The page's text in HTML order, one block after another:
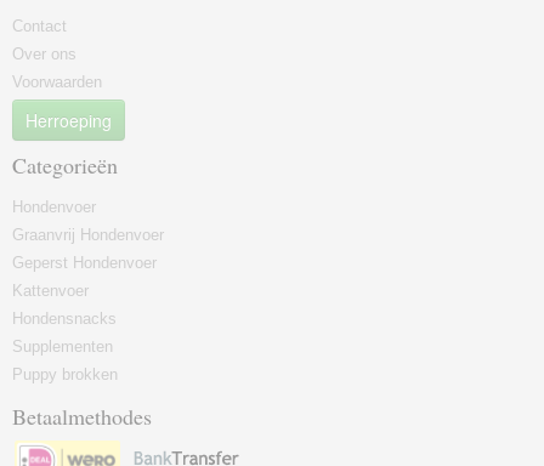
Contact
Over ons
Voorwaarden
Herroeping
Categorieën
Hondenvoer
Graanvrij Hondenvoer
Geperst Hondenvoer
Kattenvoer
Hondensnacks
Supplementen
Puppy brokken
Betaalmethodes